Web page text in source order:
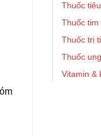
Thuốc
Thuốc tim
Thuốc trị
Thuốc
Vitamin &